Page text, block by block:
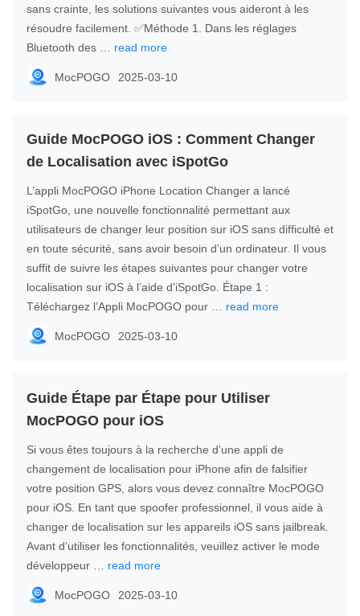
sans crainte, les solutions suivantes vous aideront à les
résoudre facilement. ✅Méthode 1. Dans les réglages
Bluetooth des … read more
MocPOGO 2025-03-10
Guide MocPOGO iOS : Comment Changer
de Localisation avec iSpotGo
L’appli MocPOGO iPhone Location Changer a lancé
iSpotGo, une nouvelle fonctionnalité permettant aux
utilisateurs de changer leur position sur iOS sans difficulté et
en toute sécurité, sans avoir besoin d’un ordinateur. Il vous
suffit de suivre les étapes suivantes pour changer votre
localisation sur iOS à l’aide d’iSpotGo. Étape 1 :
Téléchargez l’Appli MocPOGO pour … read more
MocPOGO 2025-03-10
Guide Étape par Étape pour Utiliser
MocPOGO pour iOS
Si vous êtes toujours à la recherche d’une appli de
changement de localisation pour iPhone afin de falsifier
votre position GPS, alors vous devez connaître MocPOGO
pour iOS. En tant que spoofer professionnel, il vous aide à
changer de localisation sur les appareils iOS sans jailbreak.
Avant d’utiliser les fonctionnalités, veuillez activer le mode
développeur … read more
MocPOGO 2025-03-10